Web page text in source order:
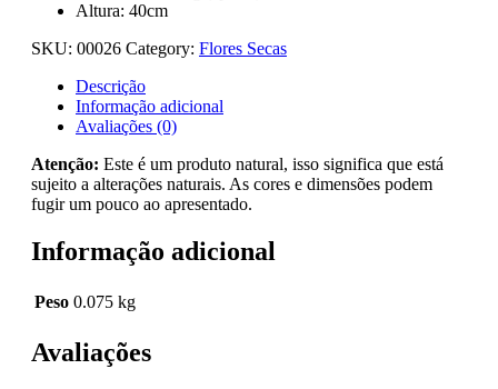
Altura: 40cm
SKU: 00026 Category: Flores Secas
Descrição
Informação adicional
Avaliações (0)
Atenção: Este é um produto natural, isso significa que está
sujeito a alterações naturais. As cores e dimensões podem
fugir um pouco ao apresentado.
Informação adicional
Peso 0.075 kg
Avaliações